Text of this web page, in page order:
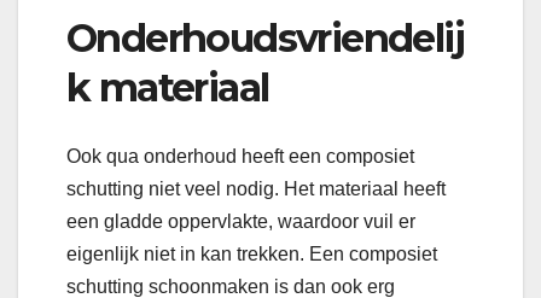
Onderhoudsvriendelij
k materiaal
Ook qua onderhoud heeft een composiet
schutting niet veel nodig. Het materiaal heeft
een gladde oppervlakte, waardoor vuil er
eigenlijk niet in kan trekken. Een composiet
schutting schoonmaken is dan ook erg